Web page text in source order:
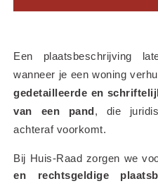
Een plaatsbeschrijving
gedetailleerde en
van een pand , die
achteraf voorkomt.
Bij Huis-Raad zorgen we
en rechtsgeldige